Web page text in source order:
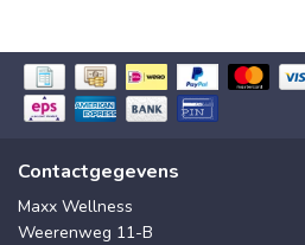
Contactgegevens
Maxx Wellness
Weerenweg 11-B